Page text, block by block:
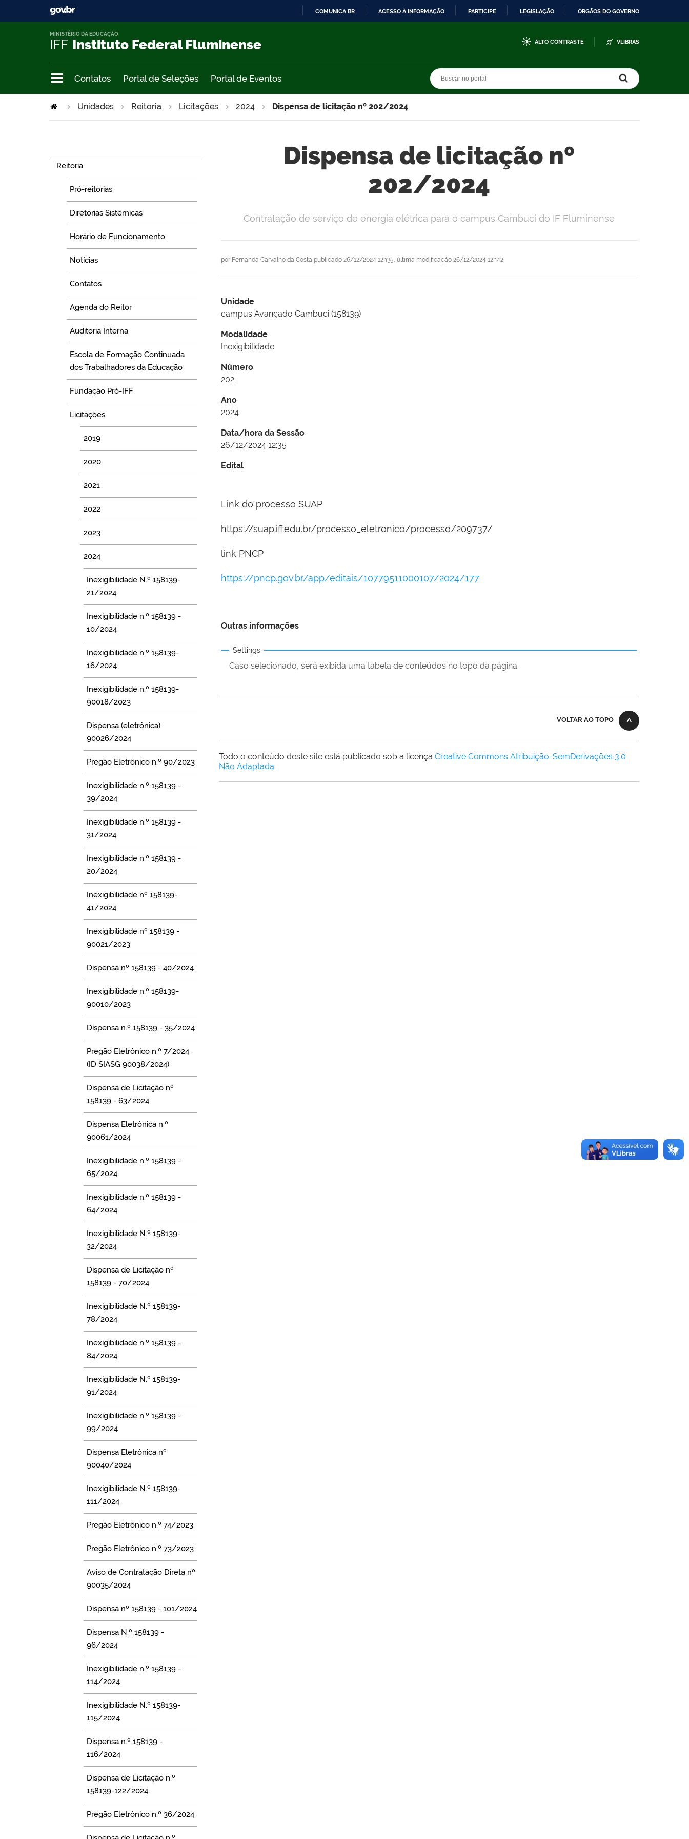
COMUNICA BR ACESSO À INFORMAÇÃO PARTICIPE LEGISLAÇÃO ÓRGÃOS DO GOVERNO
IFF Instituto Federal Fluminense
MINISTÉRIO DA EDUCAÇÃO
ALTO CONTRASTE VLIBRAS
Contatos Portal de Seleções Portal de Eventos
Unidades Reitoria Licitações 2024 Dispensa de licitação nº 202/2024
Reitoria
Pró-reitorias
Diretorias Sistêmicas
Horário de Funcionamento
Notícias
Contatos
Agenda do Reitor
Auditoria Interna
Escola de Formação Continuada
dos Trabalhadores da Educação
Fundação Pró-IFF
Licitações
2019
2020
2021
2022
2023
2024
Inexigibilidade N.º 158139-
21/2024
Inexigibilidade n.º 158139 -
10/2024
Inexigibilidade n.º 158139-
16/2024
Inexigibilidade n.º 158139-
90018/2023
Dispensa (eletrônica)
90026/2024
Pregão Eletrônico n.º 90/2023
Inexigibilidade n.º 158139 -
39/2024
Inexigibilidade n.º 158139 -
31/2024
Inexigibilidade n.º 158139 -
20/2024
Inexigibilidade nº 158139-
41/2024
Inexigibilidade nº 158139 -
90021/2023
Dispensa nº 158139 - 40/2024
Inexigibilidade n.º 158139-
90010/2023
Dispensa n.º 158139 - 35/2024
Pregão Eletrônico n.º 7/2024
(ID SIASG 90038/2024)
Dispensa de Licitação nº
158139 - 63/2024
Dispensa Eletrônica n.º
90061/2024
Inexigibilidade n.º 158139 -
65/2024
Inexigibilidade n.º 158139 -
64/2024
Inexigibilidade N.º 158139-
32/2024
Dispensa de Licitação nº
158139 - 70/2024
Inexigibilidade N.º 158139-
78/2024
Inexigibilidade n.º 158139 -
84/2024
Inexigibilidade N.º 158139-
91/2024
Inexigibilidade n.º 158139 -
99/2024
Dispensa Eletrônica nº
90040/2024
Inexigibilidade N.º 158139-
111/2024
Pregão Eletrônico n.º 74/2023
Pregão Eletrônico n.º 73/2023
Aviso de Contratação Direta nº
90035/2024
Dispensa nº 158139 - 101/2024
Dispensa N.º 158139 -
96/2024
Inexigibilidade n.º 158139 -
114/2024
Inexigibilidade N.º 158139-
115/2024
Dispensa n.º 158139 -
116/2024
Dispensa de Licitação n.º
158139-122/2024
Pregão Eletrônico n.º 36/2024
Dispensa de licitação nº
202/2024
por Fernanda Carvalho da Costa publicado 26/12/2024 12h35, última modificação 26/12/2024 12h42
Contratação de serviço de energia elétrica para o campus Cambuci do IF Fluminense
Unidade
campus Avançado Cambuci (158139)
Modalidade
Inexigibilidade
Número
202
Ano
2024
Data/hora da Sessão
26/12/2024 12:35
Edital
Link do processo SUAP
https://suap.iff.edu.br/processo_eletronico/processo/209737/
link PNCP
https://pncp.gov.br/app/editais/10779511000107/2024/177
Outras informações
Settings
Caso selecionado, será exibida uma tabela de conteúdos no topo da página.
VOLTAR AO TOPO
Todo o conteúdo deste site está publicado sob a licença Creative Commons Atribuição-SemDerivações 3.0
Não Adaptada.